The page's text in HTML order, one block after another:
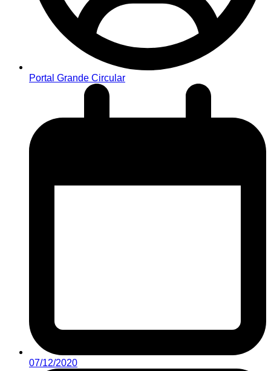
Portal Grande Circular
07/12/2020